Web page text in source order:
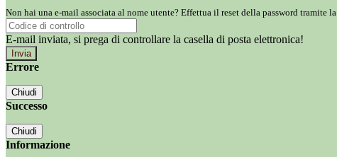
Non hai una e-mail associata al nome utente? Effettua il reset della password tramite la
E-mail inviata, si prega di controllare la casella di posta elettronica!
Errore
Chiudi
Successo
Chiudi
Informazione